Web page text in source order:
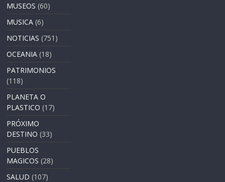
MUSEOS (60)
MUSICA (6)
NOTICIAS (751)
OCEANIA (18)
PATRIMONIOS
(118)
PLANETA O
PLASTICO (17)
PRÓXIMO
DESTINO (33)
PUEBLOS
MAGICOS (28)
SALUD (107)